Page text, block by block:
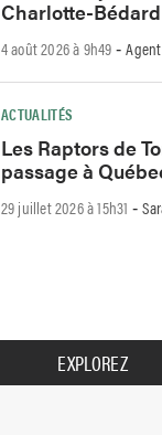
Charlotte-Bédard
4 août 2026 à 9h49 -
ACTUALITÉS
Les Raptors de
passage à
29 juillet 2026 à 15h31 -
EXPLOREZ